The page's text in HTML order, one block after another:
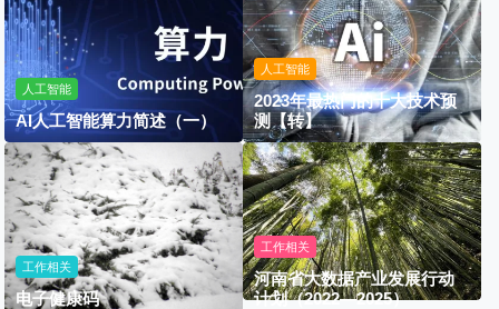
人工智能
AI人工智能算力简述（一）
人工智能
2023年最热门的十大技术预
测【转】
工作相关
电子健康码
工作相关
河南省大数据产业发展行动
计划（2022—2025）